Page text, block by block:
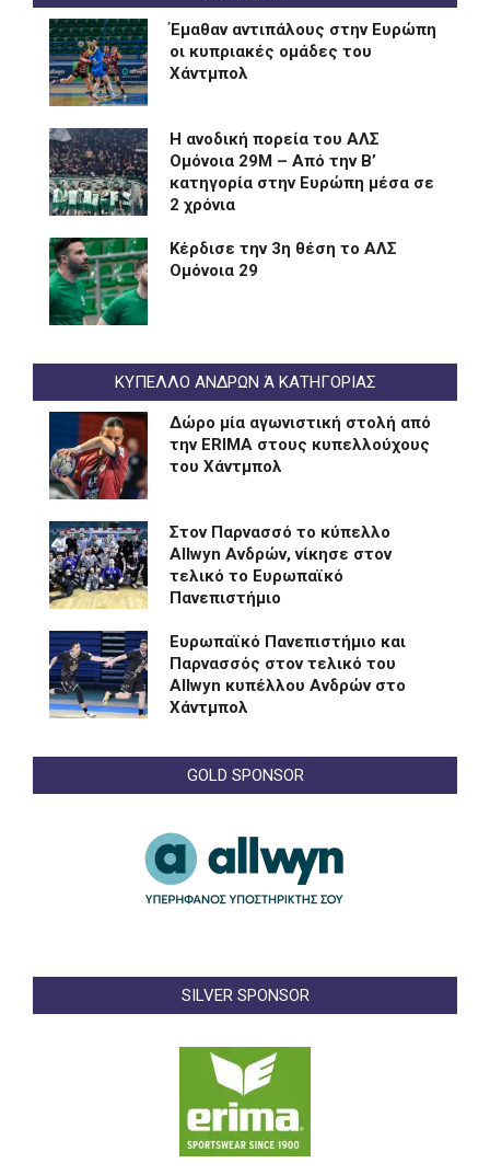
Έμαθαν αντιπάλους στην Ευρώπη
οι κυπριακές ομάδες του
Χάντμπολ
Η ανοδική πορεία του ΑΛΣ
Ομόνοια 29Μ – Από την Β’
κατηγορία στην Ευρώπη μέσα σε
2 χρόνια
Kέρδισε την 3η θέση το ΑΛΣ
Ομόνοια 29
ΚΥΠΕΛΛΟ ΑΝΔΡΩΝ Ά ΚΑΤΗΓΟΡΙΑΣ
Δώρο μία αγωνιστική στολή από
την ERIMA στους κυπελλούχους
του Χάντμπολ
Στον Παρνασσό το κύπελλο
Allwyn Ανδρών, νίκησε στον
τελικό το Ευρωπαϊκό
Πανεπιστήμιο
Eυρωπαϊκό Πανεπιστήμιο και
Παρνασσός στον τελικό του
Allwyn κυπέλλου Ανδρών στο
Χάντμπολ
GOLD SPONSOR
SILVER SPONSOR